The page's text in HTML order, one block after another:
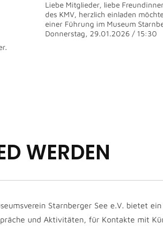
Liebe Mitglieder, liebe
des KMV, herzlich einladen
einer Führung im Museum
Donnerstag, 29.01.2026 / 15:30
WERDEN
Starnberger See e.V. bietet
und Aktivitäten, für Kontakte mit